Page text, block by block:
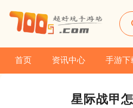
首页 资讯中心 手游下
星际战甲